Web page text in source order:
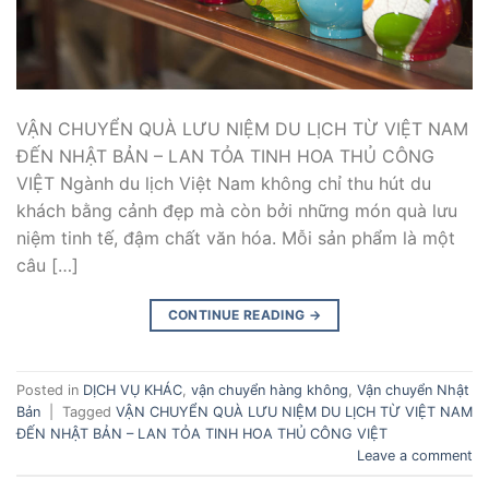
VẬN CHUYỂN QUÀ LƯU NIỆM DU LỊCH TỪ VIỆT NAM
ĐẾN NHẬT BẢN – LAN TỎA TINH HOA THỦ CÔNG
VIỆT Ngành du lịch Việt Nam không chỉ thu hút du
khách bằng cảnh đẹp mà còn bởi những món quà lưu
niệm tinh tế, đậm chất văn hóa. Mỗi sản phẩm là một
câu […]
CONTINUE READING →
Posted in DỊCH VỤ KHÁC vận chuyển hàng không Vận chuyển Nhật
Bản
Tagged VẬN CHUYỂN QUÀ LƯU NIỆM DU LỊCH TỪ VIỆT NAM
ĐẾN NHẬT BẢN – LAN TỎA TINH HOA THỦ CÔNG VIỆT
Leave a comment